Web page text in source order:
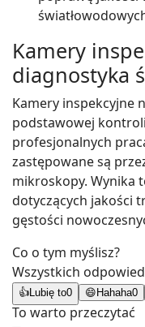
Kamery
diagnostyka
Kamery inspekcyjne
podstawowej
profesjonalnych
zastępowane są
mikroskopy. Wynika
dotyczących jakości
gęstości
Co o tym myślisz?
Wszystkich
👍Lubię to0 😄 Hahaha0
To warto przeczytać